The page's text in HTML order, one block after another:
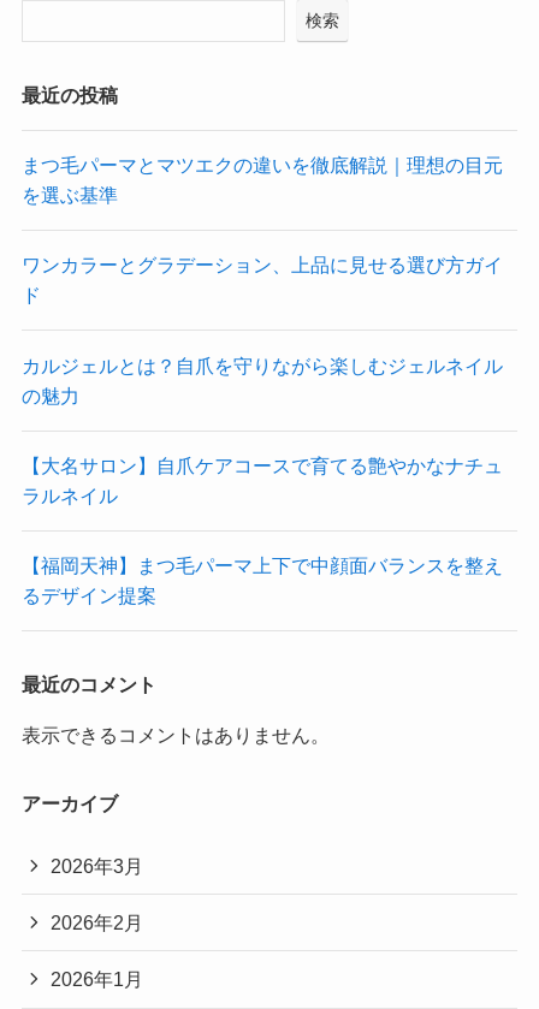
検索
最近の投稿
まつ毛パーマとマツエクの違いを徹底解説｜理想の目元
を選ぶ基準
ワンカラーとグラデーション、上品に見せる選び方ガイ
ド
カルジェルとは？自爪を守りながら楽しむジェルネイル
の魅力
【大名サロン】自爪ケアコースで育てる艶やかなナチュ
ラルネイル
【福岡天神】まつ毛パーマ上下で中顔面バランスを整え
るデザイン提案
最近のコメント
表示できるコメントはありません。
アーカイブ
2026年3月
2026年2月
2026年1月